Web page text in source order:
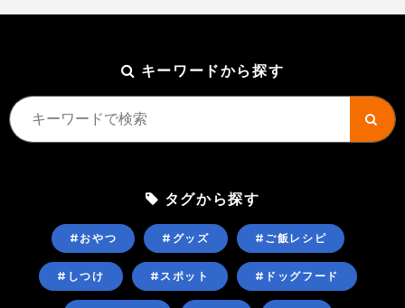
キーワードから探す
タグから探す
#おやつ #グッズ #ご飯レシピ
#しつけ #スポット #ドッグフード